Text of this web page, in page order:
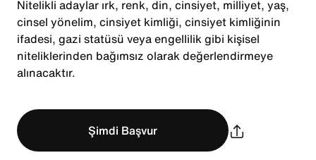
Nitelikli adaylar ırk, renk, din, cinsiyet, milliyet, yaş,
cinsel yönelim, cinsiyet kimliği, cinsiyet kimliğinin
ifadesi, gazi statüsü veya engellilik gibi kişisel
niteliklerinden bağımsız olarak değerlendirmeye
alınacaktır.
Şimdi Başvur